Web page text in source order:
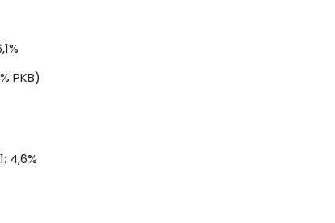
PKB)
4,6%